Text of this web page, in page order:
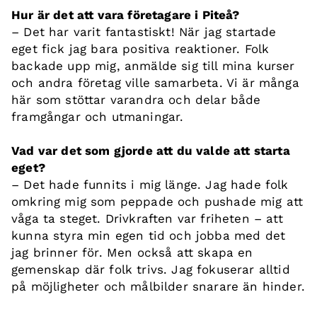
Hur är det att vara företagare i Piteå?
– Det har varit fantastiskt! När jag startade
eget fick jag bara positiva reaktioner. Folk
backade upp mig, anmälde sig till mina kurser
och andra företag ville samarbeta. Vi är många
här som stöttar varandra och delar både
framgångar och utmaningar.
Vad var det som gjorde att du valde att starta
eget?
– Det hade funnits i mig länge. Jag hade folk
omkring mig som peppade och pushade mig att
våga ta steget. Drivkraften var friheten – att
kunna styra min egen tid och jobba med det
jag brinner för. Men också att skapa en
gemenskap där folk trivs. Jag fokuserar alltid
på möjligheter och målbilder snarare än hinder.